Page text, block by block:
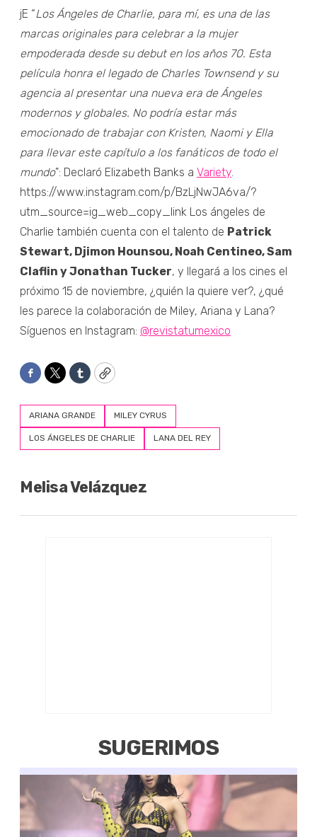
jE “Los Ángeles de Charlie, para mí, es una de las
marcas originales para celebrar a la mujer
empoderada desde su debut en los años 70. Esta
película honra el legado de Charles Townsend y su
agencia al presentar una nueva era de Ángeles
modernos y globales. No podría estar más
emocionado de trabajar con Kristen, Naomi y Ella
para llevar este capítulo a los fanáticos de todo el
mundo": Declaró Elizabeth Banks a Variety.
https://www.instagram.com/p/BzLjNwJA6va/?
utm_source=ig_web_copy_link Los ángeles de
Charlie también cuenta con el talento de Patrick
Stewart, Djimon Hounsou, Noah Centineo, Sam
Claflin y Jonathan Tucker, y llegará a los cines el
próximo 15 de noviembre, ¿quién la quiere ver?, ¿qué
les parece la colaboración de Miley, Ariana y Lana?
Síguenos en Instagram: @revistatumexico
Facebook
TwitterTumblrCopy
ARIANA GRANDE MILEY CYRUS
LOS ÁNGELES DE CHARLIE LANA DEL REY
Melisa Velázquez
SUGERIMOS